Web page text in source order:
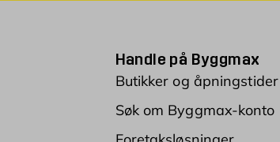
Handle på Byggmax
Butikker og åpningstider
Søk om Byggmax-konto